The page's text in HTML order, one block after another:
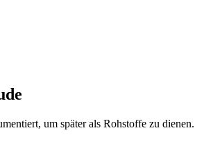
um später als Rohstoffe zu dienen.